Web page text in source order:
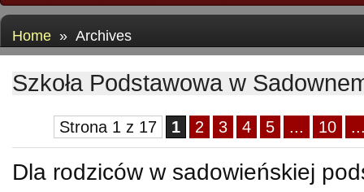
Home » Archives
Szkoła Podstawowa w
Strona 1 z 17 1 2 3 4 5 ... 10
Dla rodziców w sadowieńskiej